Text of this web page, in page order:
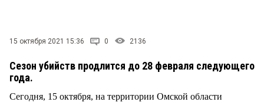
СТИЛЬ ЖИЗНИ
15 октября 2021 15:36 0 2136
Сезон убийств продлится до 28 февраля следующего
года.
Сегодня, 15 октября, на территории Омской области